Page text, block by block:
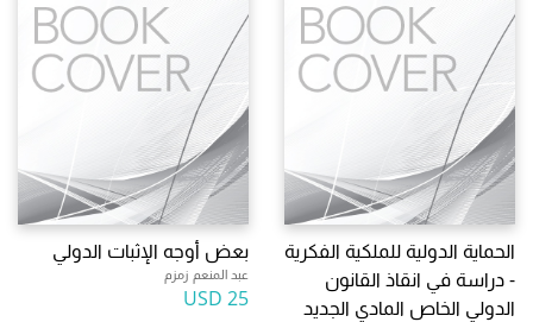
الحماية الدولية للملكية الفكرية
- دراسة في انقاذ القانون
الدولي الخاص المادي الجديد
بعض أوجه الإثبات الدولي
عبد المنعم زمزم
25 USD